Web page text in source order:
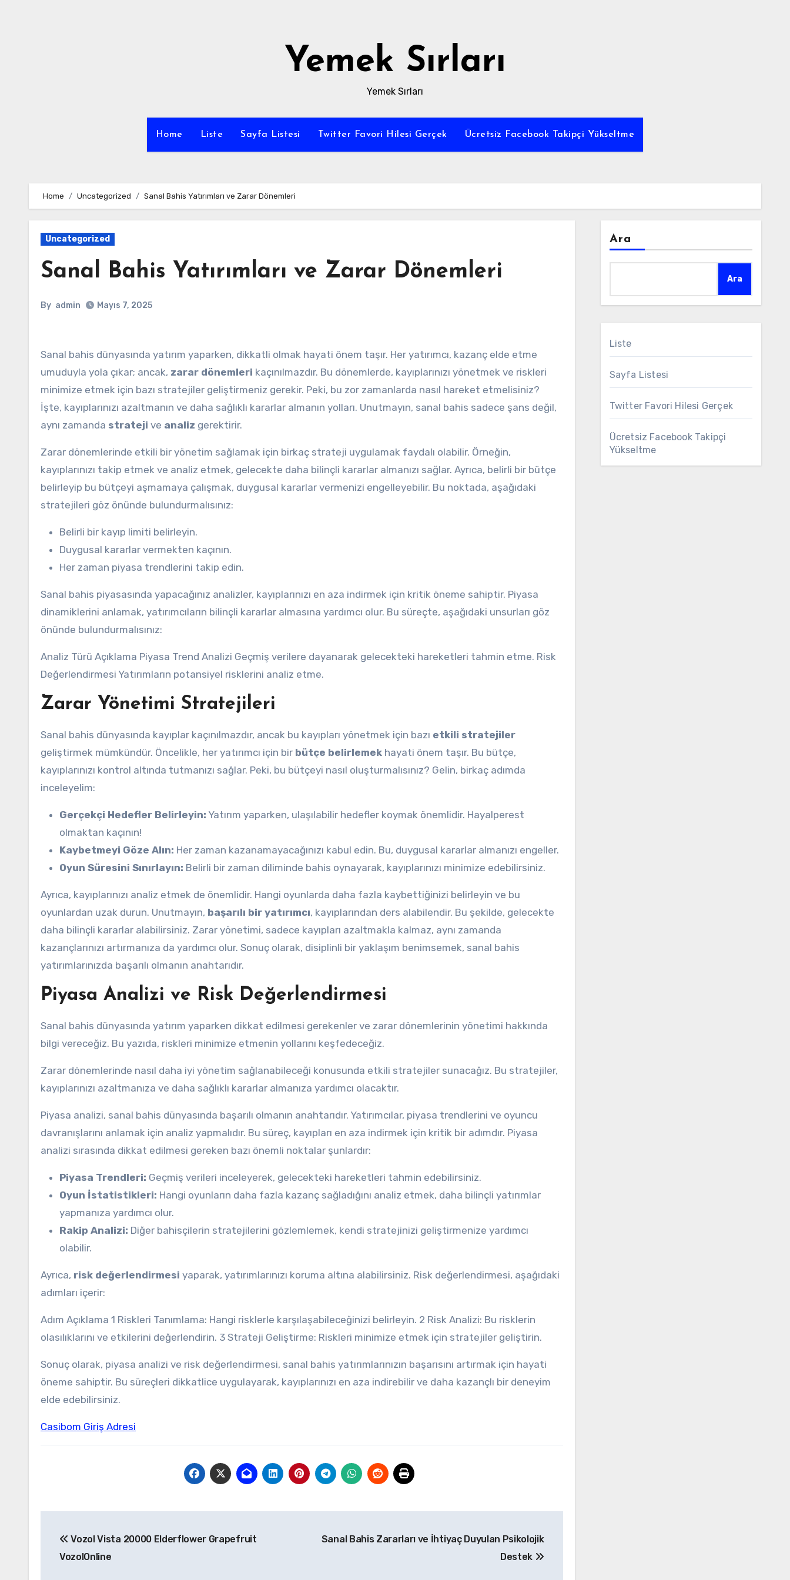
Yemek Sırları
Yemek Sırları
Home Liste Sayfa Listesi Twitter Favori Hilesi Gerçek Ücretsiz Facebook Takipçi Yükseltme
Home Uncategorized Sanal Bahis Yatırımları ve Zarar Dönemleri
Uncategorized
Sanal Bahis Yatırımları ve Zarar Dönemleri
By admin Mayıs 7, 2025
Sanal bahis dünyasında yatırım yaparken, dikkatli olmak hayati önem taşır. Her yatırımcı, kazanç elde etme
umuduyla yola çıkar; ancak, zarar dönemleri kaçınılmazdır. Bu dönemlerde, kayıplarınızı yönetmek ve riskleri
minimize etmek için bazı stratejiler geliştirmeniz gerekir. Peki, bu zor zamanlarda nasıl hareket etmelisiniz?
İşte, kayıplarınızı azaltmanın ve daha sağlıklı kararlar almanın yolları. Unutmayın, sanal bahis sadece şans değil,
aynı zamanda strateji ve analiz gerektirir.
Zarar dönemlerinde etkili bir yönetim sağlamak için birkaç strateji uygulamak faydalı olabilir. Örneğin,
kayıplarınızı takip etmek ve analiz etmek, gelecekte daha bilinçli kararlar almanızı sağlar. Ayrıca, belirli bir bütçe
belirleyip bu bütçeyi aşmamaya çalışmak, duygusal kararlar vermenizi engelleyebilir. Bu noktada, aşağıdaki
stratejileri göz önünde bulundurmalısınız:
Belirli bir kayıp limiti belirleyin.
Duygusal kararlar vermekten kaçının.
Her zaman piyasa trendlerini takip edin.
Sanal bahis piyasasında yapacağınız analizler, kayıplarınızı en aza indirmek için kritik öneme sahiptir. Piyasa
dinamiklerini anlamak, yatırımcıların bilinçli kararlar almasına yardımcı olur. Bu süreçte, aşağıdaki unsurları göz
önünde bulundurmalısınız:
Analiz Türü Açıklama Piyasa Trend Analizi Geçmiş verilere dayanarak gelecekteki hareketleri tahmin etme. Risk
Değerlendirmesi Yatırımların potansiyel risklerini analiz etme.
Zarar Yönetimi Stratejileri
Sanal bahis dünyasında kayıplar kaçınılmazdır, ancak bu kayıpları yönetmek için bazı etkili stratejiler
geliştirmek mümkündür. Öncelikle, her yatırımcı için bir bütçe belirlemek hayati önem taşır. Bu bütçe,
kayıplarınızı kontrol altında tutmanızı sağlar. Peki, bu bütçeyi nasıl oluşturmalısınız? Gelin, birkaç adımda
inceleyelim:
Gerçekçi Hedefler Belirleyin: Yatırım yaparken, ulaşılabilir hedefler koymak önemlidir. Hayalperest
olmaktan kaçının!
Kaybetmeyi Göze Alın: Her zaman kazanamayacağınızı kabul edin. Bu, duygusal kararlar almanızı engeller.
Oyun Süresini Sınırlayın: Belirli bir zaman diliminde bahis oynayarak, kayıplarınızı minimize edebilirsiniz.
Ayrıca, kayıplarınızı analiz etmek de önemlidir. Hangi oyunlarda daha fazla kaybettiğinizi belirleyin ve bu
oyunlardan uzak durun. Unutmayın, başarılı bir yatırımcı, kayıplarından ders alabilendir. Bu şekilde, gelecekte
daha bilinçli kararlar alabilirsiniz. Zarar yönetimi, sadece kayıpları azaltmakla kalmaz, aynı zamanda
kazançlarınızı artırmanıza da yardımcı olur. Sonuç olarak, disiplinli bir yaklaşım benimsemek, sanal bahis
yatırımlarınızda başarılı olmanın anahtarıdır.
Piyasa Analizi ve Risk Değerlendirmesi
Sanal bahis dünyasında yatırım yaparken dikkat edilmesi gerekenler ve zarar dönemlerinin yönetimi hakkında
bilgi vereceğiz. Bu yazıda, riskleri minimize etmenin yollarını keşfedeceğiz.
Zarar dönemlerinde nasıl daha iyi yönetim sağlanabileceği konusunda etkili stratejiler sunacağız. Bu stratejiler,
kayıplarınızı azaltmanıza ve daha sağlıklı kararlar almanıza yardımcı olacaktır.
Piyasa analizi, sanal bahis dünyasında başarılı olmanın anahtarıdır. Yatırımcılar, piyasa trendlerini ve oyuncu
davranışlarını anlamak için analiz yapmalıdır. Bu süreç, kayıpları en aza indirmek için kritik bir adımdır. Piyasa
analizi sırasında dikkat edilmesi gereken bazı önemli noktalar şunlardır:
Piyasa Trendleri: Geçmiş verileri inceleyerek, gelecekteki hareketleri tahmin edebilirsiniz.
Oyun İstatistikleri: Hangi oyunların daha fazla kazanç sağladığını analiz etmek, daha bilinçli yatırımlar
yapmanıza yardımcı olur.
Rakip Analizi: Diğer bahisçilerin stratejilerini gözlemlemek, kendi stratejinizi geliştirmenize yardımcı
olabilir.
Ayrıca, risk değerlendirmesi yaparak, yatırımlarınızı koruma altına alabilirsiniz. Risk değerlendirmesi, aşağıdaki
adımları içerir:
Adım Açıklama 1 Riskleri Tanımlama: Hangi risklerle karşılaşabileceğinizi belirleyin. 2 Risk Analizi: Bu risklerin
olasılıklarını ve etkilerini değerlendirin. 3 Strateji Geliştirme: Riskleri minimize etmek için stratejiler geliştirin.
Sonuç olarak, piyasa analizi ve risk değerlendirmesi, sanal bahis yatırımlarınızın başarısını artırmak için hayati
öneme sahiptir. Bu süreçleri dikkatlice uygulayarak, kayıplarınızı en aza indirebilir ve daha kazançlı bir deneyim
elde edebilirsiniz.
Casibom Giriş Adresi
gezinmesi
Vozol Vista 20000 Elderflower Grapefruit
VozolOnline
Sanal Bahis Zararları ve İhtiyaç Duyulan Psikolojik
Destek
Ara
Ara
Liste
Sayfa Listesi
Twitter Favori Hilesi Gerçek
Ücretsiz Facebook Takipçi
Yükseltme